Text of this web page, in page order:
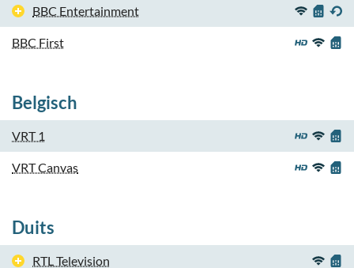
BBC Entertainment
BBC First
Belgisch
VRT 1
VRT Canvas
Duits
RTL Television